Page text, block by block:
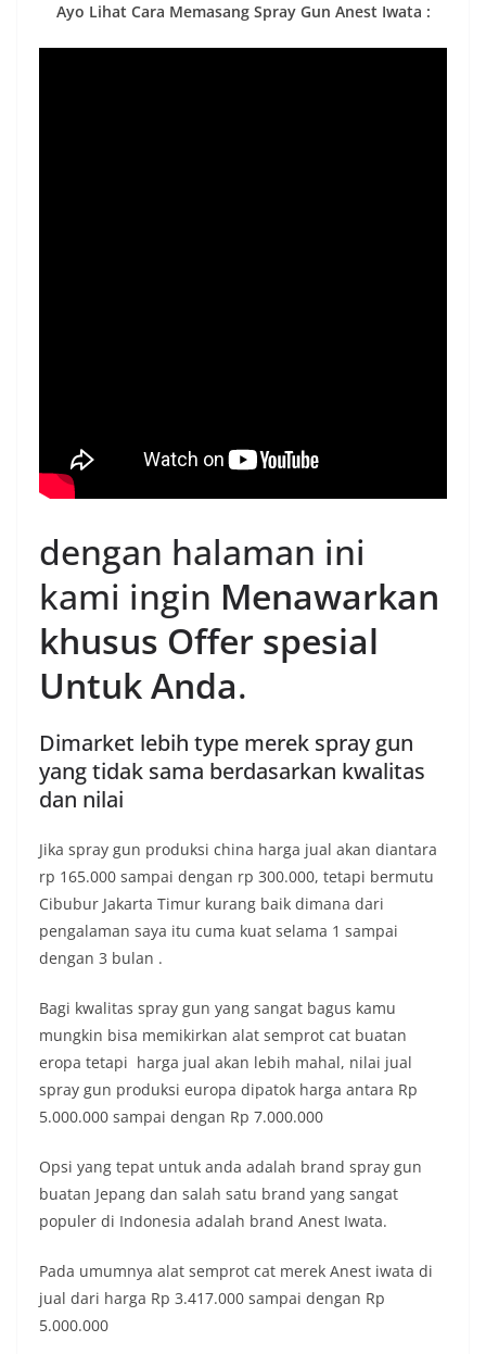
Ayo Lihat Cara Memasang Spray Gun Anest Iwata :
dengan halaman ini
kami ingin Menawarkan
khusus Offer spesial
Untuk Anda.
Dimarket lebih type merek spray gun
yang tidak sama berdasarkan kwalitas
dan nilai
Jika spray gun produksi china harga jual akan diantara
rp 165.000 sampai dengan rp 300.000, tetapi bermutu
Cibubur Jakarta Timur kurang baik dimana dari
pengalaman saya itu cuma kuat selama 1 sampai
dengan 3 bulan .
Bagi kwalitas spray gun yang sangat bagus kamu
mungkin bisa memikirkan alat semprot cat buatan
eropa tetapi harga jual akan lebih mahal, nilai jual
spray gun produksi europa dipatok harga antara Rp
5.000.000 sampai dengan Rp 7.000.000
Opsi yang tepat untuk anda adalah brand spray gun
buatan Jepang dan salah satu brand yang sangat
populer di Indonesia adalah brand Anest Iwata.
Pada umumnya alat semprot cat merek Anest iwata di
jual dari harga Rp 3.417.000 sampai dengan Rp
5.000.000